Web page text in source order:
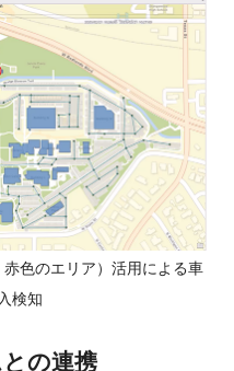
色のエリア）活用による車
検知
の連携